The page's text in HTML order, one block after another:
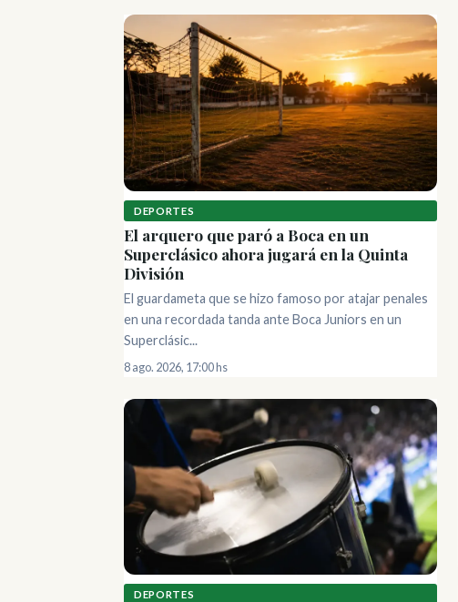
DEPORTES
El arquero que paró a Boca en un
Superclásico ahora jugará en la Quinta
División
El guardameta que se hizo famoso por atajar penales
en una recordada tanda ante Boca Juniors en un
Superclásic...
8 ago. 2026, 17:00 hs
DEPORTES